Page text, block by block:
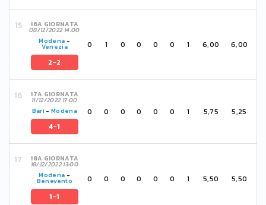
16A GIORNATA
08/12/2022 14:00
Modena -
Venezia
2-2
0 1 0 0 0 0 1 6,00 6,00
17A GIORNATA
11/12/2022 17:00
Bari-Modena
4-1
0 0 0 0 0 0 1 5,75 5,25
18A GIORNATA
18/12/2022 13:00
Modena -
Benevento
1-1
0 0 0 0 0 0 1 5,50 5,50